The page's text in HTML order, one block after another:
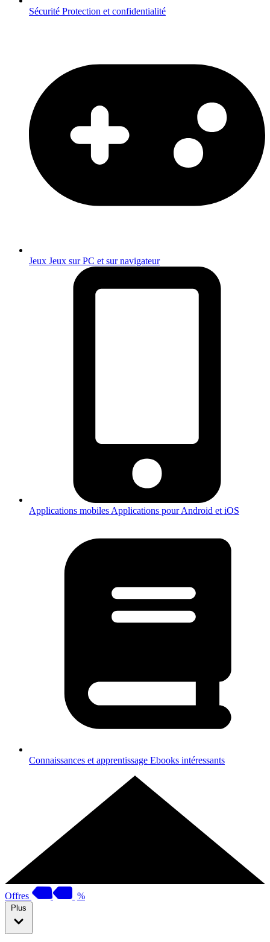
Sécurité Protection et confidentialité
Jeux Jeux sur PC et sur navigateur
Applications mobiles Applications pour Android et iOS
Connaissances et apprentissage Ebooks intéressants
Offres %
Plus